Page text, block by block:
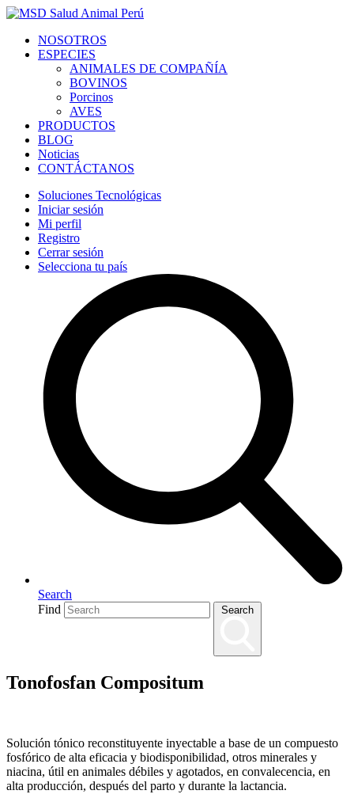
NOSOTROS
ESPECIES
ANIMALES DE COMPAÑÍA
BOVINOS
Porcinos
AVES
PRODUCTOS
BLOG
Noticias
CONTÁCTANOS
Soluciones Tecnológicas
Iniciar sesión
Mi perfil
Registro
Cerrar sesión
Selecciona tu país
Search
Find
Search
Tonofosfan Compositum
Solución tónico reconstituyente inyectable a base de un compuesto
fosfórico de alta eficacia y biodisponibilidad, otros minerales y
niacina, útil en animales débiles y agotados, en convalecencia, en
alta producción, después del parto y durante la lactancia.